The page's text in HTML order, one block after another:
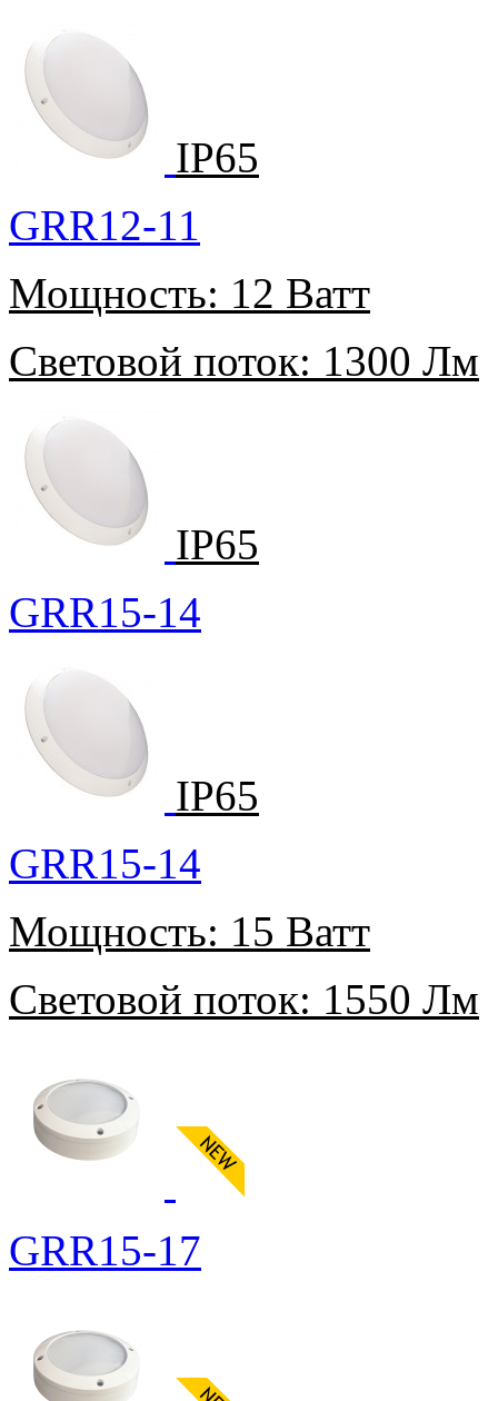
IP65
GRR12-11
Мощность: 12 Ватт
Световой поток: 1300 Лм
IP65
GRR15-14
IP65
GRR15-14
Мощность: 15 Ватт
Световой поток: 1550 Лм
GRR15-17